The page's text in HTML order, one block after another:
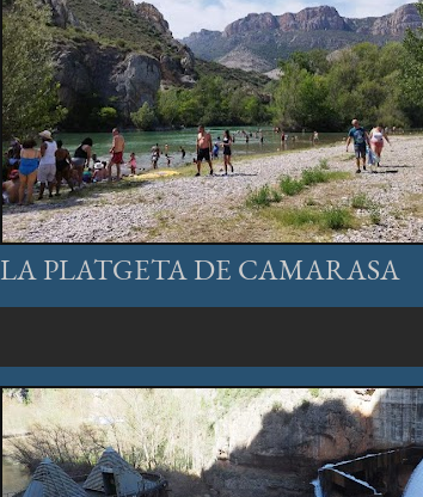
LA PLATGETA DE CAMARASA